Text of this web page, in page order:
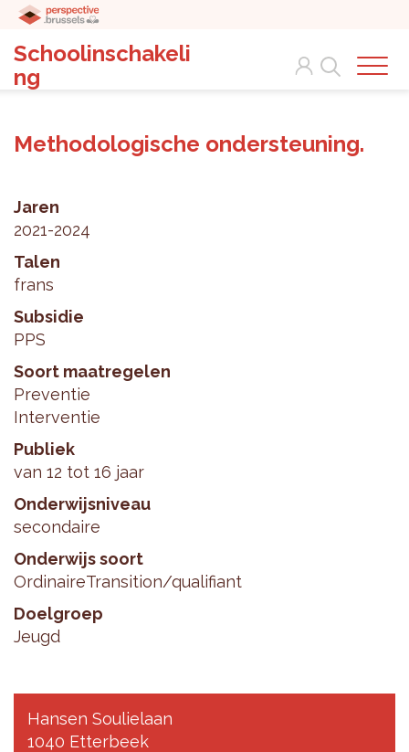
Schoolinschakeli
ng
Search
Methodologische ondersteuning.
Jaren
2021-2024
Talen
frans
Subsidie
PPS
Soort maatregelen
Preventie
Interventie
Publiek
van 12 tot 16 jaar
Onderwijsniveau
secondaire
Onderwijs soort
OrdinaireTransition/qualifiant
Doelgroep
Jeugd
Hansen Soulielaan
1040 Etterbeek